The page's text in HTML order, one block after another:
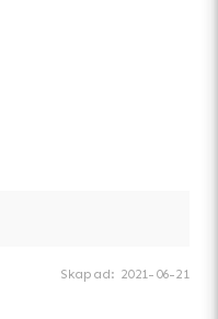
Skapad: 2021-06-21